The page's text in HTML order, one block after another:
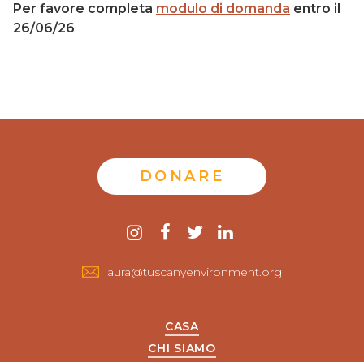
Per favore completa modulo di domanda entro il
26/06/26
DONARE
instagram
Facebook
twitter
laura@tuscanyenvironment.org
CASA
CHI SIAMO